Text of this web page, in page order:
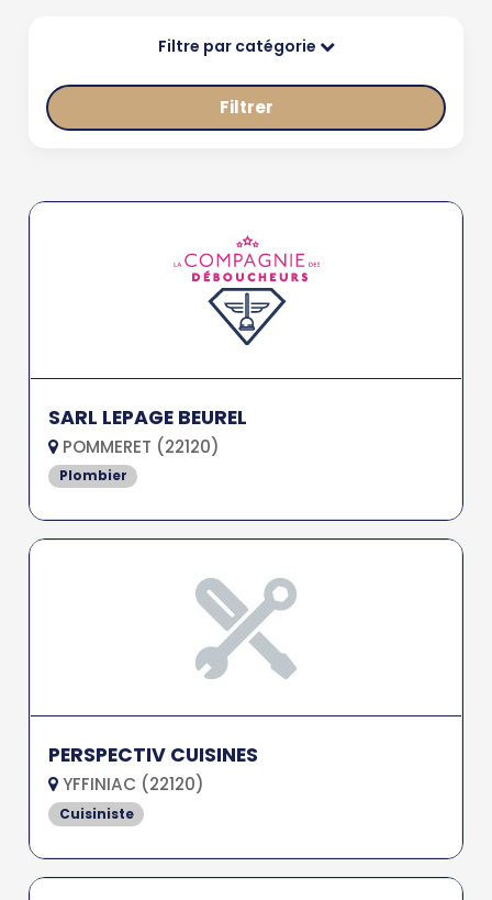
Filtre par catégorie
Filtrer
SARL LEPAGE BEUREL
POMMERET (22120)
Plombier
PERSPECTIV CUISINES
YFFINIAC (22120)
Cuisiniste